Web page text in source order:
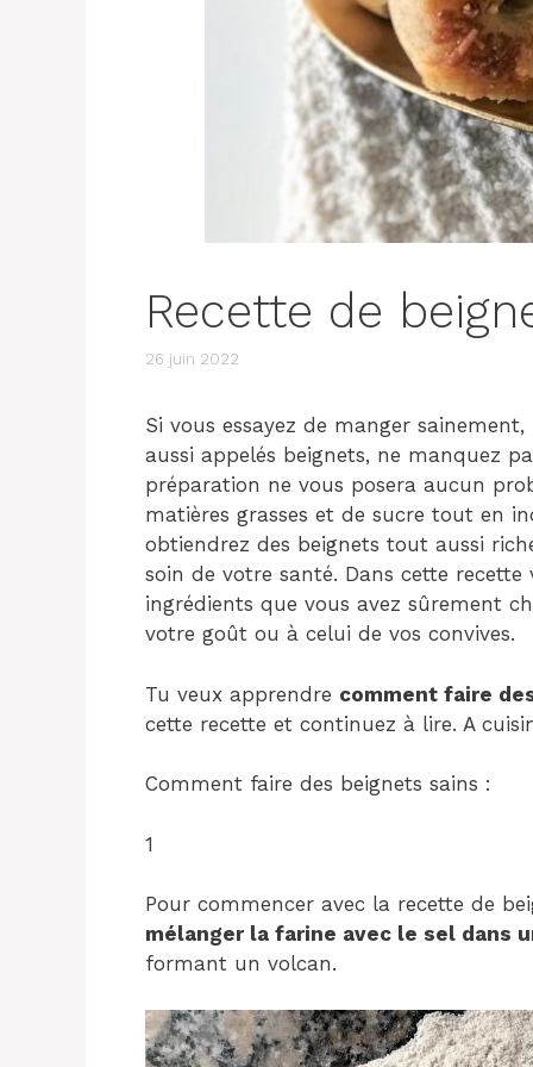
Recette de
26 juin 2022
Si vous essayez de manger
aussi appelés beignets, ne manquez
préparation ne vous posera aucun
matières grasses et de sucre tout en
obtiendrez des beignets tout aussi
soin de votre santé. Dans cette recette
ingrédients que vous avez sûrement
votre goût ou à celui de vos convives.
Tu veux apprendre comment faire
cette recette et continuez à lire. A
Comment faire des beignets sains :
1
Pour commencer avec la recette de
mélanger la farine avec le sel dans
formant un volcan.